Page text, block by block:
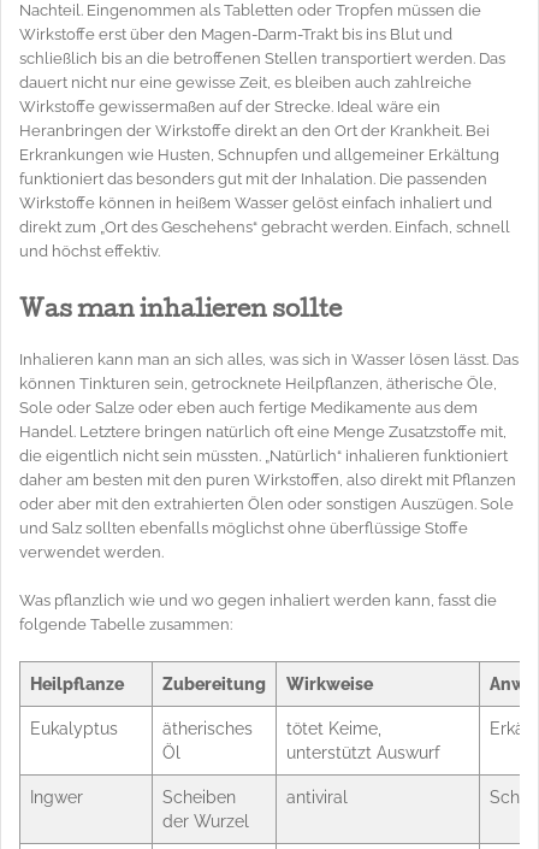
Nachteil. Eingenommen als Tabletten oder Tropfen müssen die
Wirkstoffe erst über den Magen-Darm-Trakt bis ins Blut und
schließlich bis an die betroffenen Stellen transportiert werden. Das
dauert nicht nur eine gewisse Zeit, es bleiben auch zahlreiche
Wirkstoffe gewissermaßen auf der Strecke. Ideal wäre ein
Heranbringen der Wirkstoffe direkt an den Ort der Krankheit. Bei
Erkrankungen wie Husten, Schnupfen und allgemeiner Erkältung
funktioniert das besonders gut mit der Inhalation. Die passenden
Wirkstoffe können in heißem Wasser gelöst einfach inhaliert und
direkt zum „Ort des Geschehens“ gebracht werden. Einfach, schnell
und höchst effektiv.
Was man inhalieren sollte
Inhalieren kann man an sich alles, was sich in Wasser lösen lässt. Das
können Tinkturen sein, getrocknete Heilpflanzen, ätherische Öle,
Sole oder Salze oder eben auch fertige Medikamente aus dem
Handel. Letztere bringen natürlich oft eine Menge Zusatzstoffe mit,
die eigentlich nicht sein müssten. „Natürlich“ inhalieren funktioniert
daher am besten mit den puren Wirkstoffen, also direkt mit Pflanzen
oder aber mit den extrahierten Ölen oder sonstigen Auszügen. Sole
und Salz sollten ebenfalls möglichst ohne überflüssige Stoffe
verwendet werden.
Was pflanzlich wie und wo gegen inhaliert werden kann, fasst die
folgende Tabelle zusammen:
Heilpflanze Zubereitung Wirkweise
Eukalyptus
ätherisches
Öl
tötet Keime,
unterstützt Auswurf
Ingwer
Scheiben
der Wurzel
antiviral